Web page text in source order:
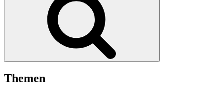
Themen